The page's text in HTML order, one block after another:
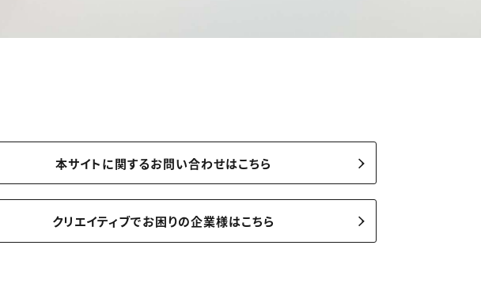
本サイトに関するお問い合わせはこちら
クリエイティブでお困りの企業様はこちら